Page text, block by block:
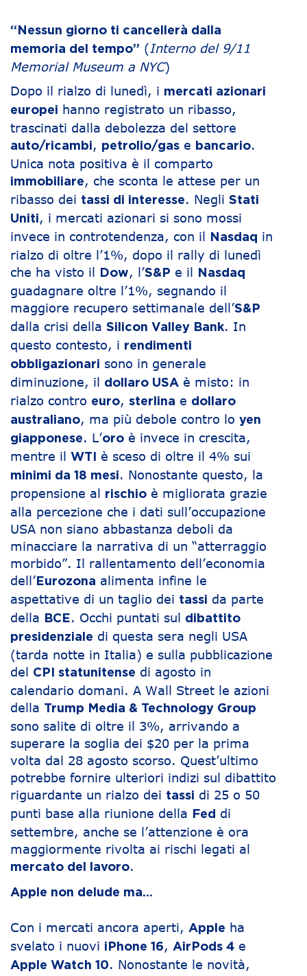
“Nessun giorno ti cancellerà dalla
memoria del tempo” (Interno del 9/11
Memorial Museum a NYC)
Dopo il rialzo di lunedì, i mercati azionari
europei hanno registrato un ribasso,
trascinati dalla debolezza del settore
auto/ricambi, petrolio/gas e bancario.
Unica nota positiva è il comparto
immobiliare, che sconta le attese per un
ribasso dei tassi di interesse. Negli Stati
Uniti, i mercati azionari si sono mossi
invece in controtendenza, con il
Nasdaq in
rialzo di oltre l’1%, dopo il rally di lunedì
che ha visto il
Dow, l’S&P e il Nasdaq
guadagnare oltre l’1%, segnando il
maggiore recupero settimanale dell’S&P
dalla crisi della Silicon Valley Bank. In
questo contesto, i rendimenti
obbligazionari sono in generale
diminuzione, il dollaro USA è misto: in
rialzo contro euro, sterlina e dollaro
australiano, ma più debole contro lo yen
giapponese. L’oro è invece in crescita,
mentre il WTI è sceso di oltre il 4% sui
minimi da 18 mesi. Nonostante questo, la
propensione al rischio è migliorata grazie
alla percezione che i dati sull’occupazione
USA non siano abbastanza deboli da
minacciare la narrativa di un “atterraggio
morbido”. Il rallentamento dell’economia
dell’ Eurozona alimenta infine le
aspettative di un taglio dei tassi da parte
della
BCE. Occhi puntati sul dibattito
presidenziale di questa sera negli USA
(tarda notte in Italia) e sulla pubblicazione
del CPI statunitense di agosto in
calendario domani. A Wall Street le azioni
della Trump Media & Technology Group
sono salite di oltre il 3%, arrivando a
superare la soglia dei $20 per la prima
volta dal 28 agosto scorso. Quest’ultimo
potrebbe fornire ulteriori indizi sul dibattito
riguardante un rialzo dei tassi di 25 o 50
punti base alla riunione della
Fed di
settembre, anche se l’attenzione è ora
maggiormente rivolta ai rischi legati al
mercato del lavoro.
Apple non delude ma…
Con i mercati ancora aperti, Apple ha
svelato i nuovi iPhone 16, AirPods 4 e
Apple Watch 10. Nonostante le novità,